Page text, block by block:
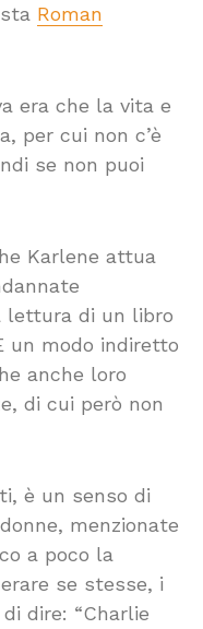
Roman
era che la vita e
per cui non c’è
se non puoi
Karlene attua
lettura di un libro
un modo indiretto
anche loro
di cui però non
è un senso di
menzionate
a poco la
se stesse, i
dire: “Charlie